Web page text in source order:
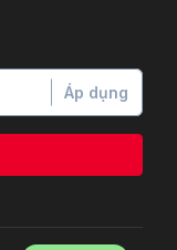
Áp dụng